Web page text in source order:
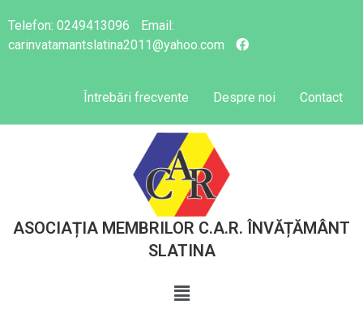
Telefon: 0249413096
Email:
carinvatamantslatina2011@yahoo.com
Întrebări frecvente Despre noi Contact
ASOCIAȚIA MEMBRILOR C.A.R. ÎNVĂȚĂMÂNT
SLATINA